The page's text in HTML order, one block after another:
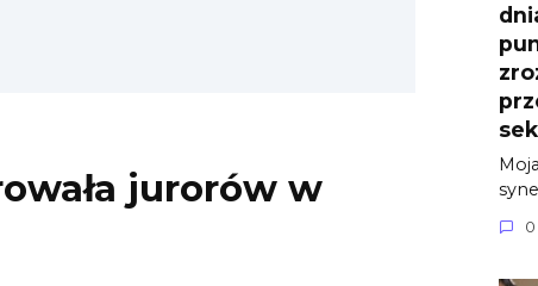
jurorów w
0